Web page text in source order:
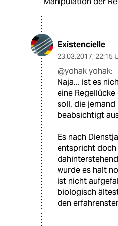
Existencielle
23.03.2017, 22:15
@yohak yohak:
Naja... ist es
eine
soll, die jemand
beabsichtigt
Es nach
entspricht doch
wurde es halt
ist nicht
biologisch
den